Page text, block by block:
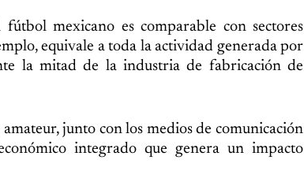
mexicano es comparable con sectores
equivale a toda la actividad generada por
la mitad de la industria de fabricación de
junto con los medios de comunicación
integrado que genera un impacto